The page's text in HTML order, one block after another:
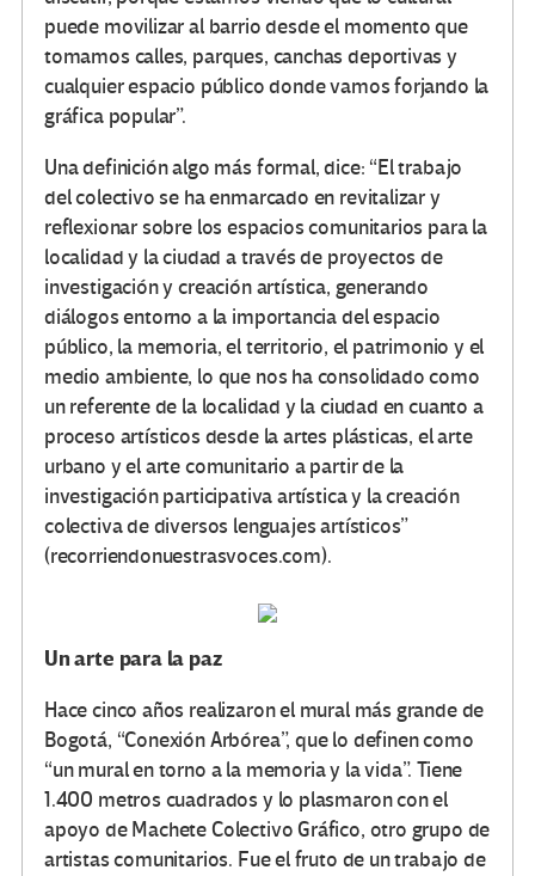
puede movilizar al barrio desde el momento que
tomamos calles, parques, canchas deportivas y
cualquier espacio público donde vamos forjando la
gráfica popular”.
Una definición algo más formal, dice: “El trabajo
del colectivo se ha enmarcado en revitalizar y
reflexionar sobre los espacios comunitarios para la
localidad y la ciudad a través de proyectos de
investigación y creación artística, generando
diálogos entorno a la importancia del espacio
público, la memoria, el territorio, el patrimonio y el
medio ambiente, lo que nos ha consolidado como
un referente de la localidad y la ciudad en cuanto a
proceso artísticos desde la artes plásticas, el arte
urbano y el arte comunitario a partir de la
investigación participativa artística y la creación
colectiva de diversos lenguajes artísticos”
(recorriendonuestrasvoces.com).
Un arte para la paz
Hace cinco años realizaron el mural más grande de
Bogotá, “Conexión Arbórea”, que lo definen como
“un mural en torno a la memoria y la vida”. Tiene
1.400 metros cuadrados y lo plasmaron con el
apoyo de Machete Colectivo Gráfico, otro grupo de
artistas comunitarios. Fue el fruto de un trabajo de